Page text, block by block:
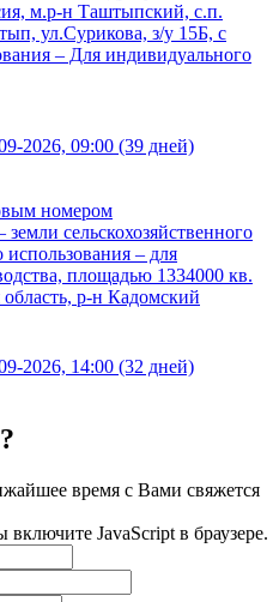
м.р-н Таштыпский, с.п.
ул.Сурикова, з/у 15Б, с
– Для индивидуального
2026, 09:00 (39 дней)
номером
сельскохозяйственного
использования – для
площадью 1334000 кв.
р-н Кадомский
2026, 14:00 (32 дней)
время с Вами свяжется
JavaScript в браузере.